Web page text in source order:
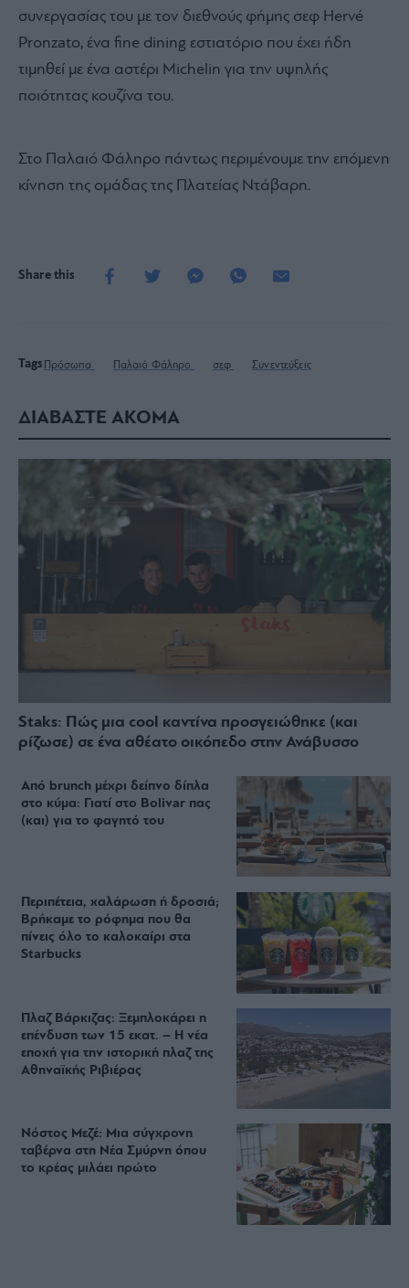
συνεργασίας του με τον διεθνούς φήμης σεφ Hervé
Pronzato, ένα fine dining εστιατόριο που έχει ήδη
τιμηθεί με ένα αστέρι Michelin για την υψηλής
ποιότητας κουζίνα του.
Στο Παλαιό Φάληρο πάντως περιμένουμε την επόμενη
κίνηση της ομάδας της Πλατείας Ντάβαρη.
Share this
Tags Πρόσωπα Παλαιό Φάληρο σεφ Συνεντεύξεις
ΔΙΑΒΑΣΤΕ ΑΚΟΜΑ
Staks: Πώς μια cool καντίνα προσγειώθηκε (και
ρίζωσε) σε ένα αθέατο οικόπεδο στην Ανάβυσσο
Από brunch μέχρι δείπνο δίπλα
στο κύμα: Γιατί στο Bolivar πας
(και) για το φαγητό του
Περιπέτεια, χαλάρωση ή δροσιά;
Βρήκαμε το ρόφημα που θα
πίνεις όλο το καλοκαίρι στα
Starbucks
Πλαζ Βάρκιζας: Ξεμπλοκάρει η
επένδυση των 15 εκατ. – Η νέα
εποχή για την ιστορική πλαζ της
Αθηναϊκής Ριβιέρας
Νόστος Μεζέ: Μια σύγχρονη
ταβέρνα στη Νέα Σμύρνη όπου
το κρέας μιλάει πρώτο